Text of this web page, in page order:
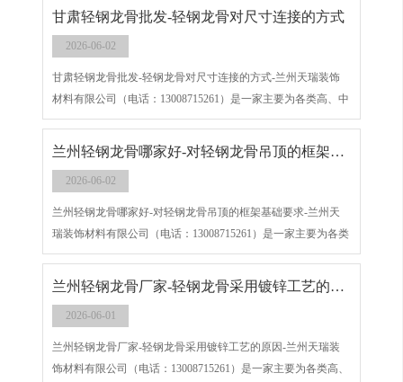
批发、销售和工程承接为一体的综合性材料公司。
甘肃轻钢龙骨批发​-轻钢龙骨对尺寸连接的方式
2026-06-02
甘肃轻钢龙骨批发​-轻钢龙骨对尺寸连接的方式-兰州天瑞装饰
材料有限公司（电话：13008715261）是一家主要为各类高、中
档轻钢龙骨、烤漆龙骨、矿棉板、硅酸钙板等多种吊顶隔墙材
料的批发、销售和工程承接为一体的综合性材料公司。
兰州轻钢龙骨哪家好​-对轻钢龙骨吊顶的框架基础要求
2026-06-02
兰州轻钢龙骨哪家好​-对轻钢龙骨吊顶的框架基础要求-兰州天
瑞装饰材料有限公司（电话：13008715261）是一家主要为各类
高、中档轻钢龙骨、烤漆龙骨、矿棉板、硅酸钙板等多种吊顶
隔墙材料的批发、销售和工程承接为一体的综合性材料公司。
兰州轻钢龙骨厂家​-轻钢龙骨采用镀锌工艺的原因
2026-06-01
兰州轻钢龙骨厂家​-轻钢龙骨采用镀锌工艺的原因-兰州天瑞装
饰材料有限公司（电话：13008715261）是一家主要为各类高、